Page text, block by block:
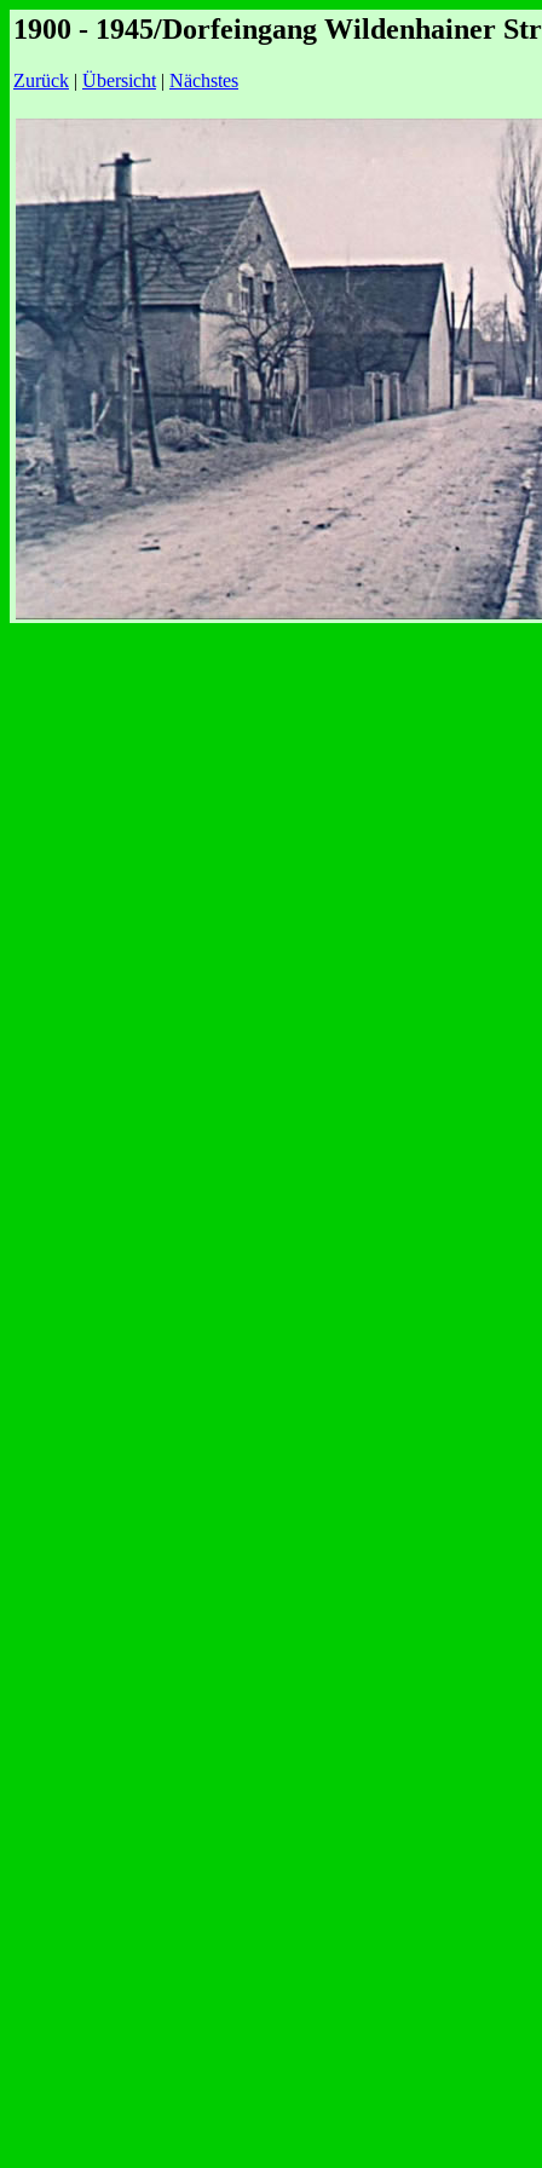
1900 - 1945/Dorfeingang Wildenhainer
Zurück | Übersicht | Nächstes